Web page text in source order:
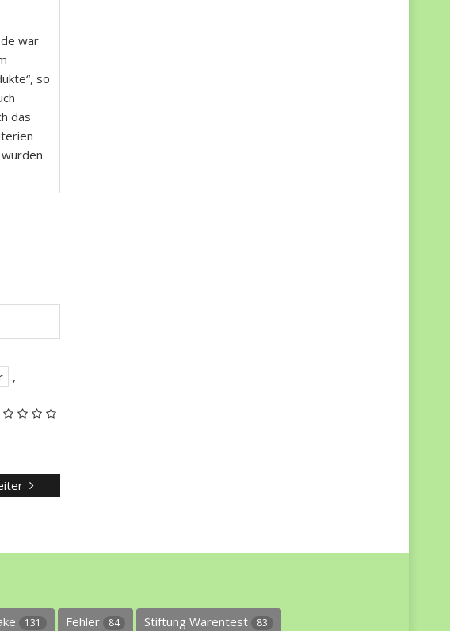
war
so
das
,
131 Fehler 84 Stiftung Warentest 83